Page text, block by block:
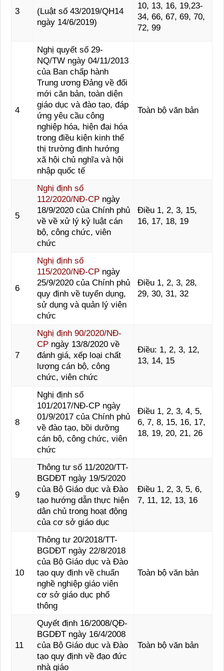
3
(Luật số 43/2019/QH14
ngày 14/6/2019)
10, 13, 16, 19,23-
34, 66, 67, 69, 70,
72, 99
4
Nghị quyết số 29-
NQ/TW ngày 04/11/2013
của Ban chấp hành
Trung ương Đảng về đổi
mới căn bản, toàn diện
giáo dục và đào tạo, đáp
ứng yêu cầu công
nghiệp hóa, hiện đại hóa
trong điều kiện kinh thế
thị trường định hướng
xã hội chủ nghĩa và hội
nhập quốc tế
Toàn bộ văn bản
5
Nghị định số
112/2020/NĐ-CP ngày
18/9/2020 của Chính phủ
về về xử lý kỷ luật cán
bộ, công chức, viên
chức
Điều 1, 2, 3, 15,
16, 17, 18, 19
6
Nghị định số
115/2020/NĐ-CP ngày
25/9/2020 của Chính phủ
quy định về tuyển dụng,
sử dụng và quản lý viên
chức
Điều 1, 2, 3, 28,
29, 30, 31, 32
7
Nghị định 90/2020/NĐ-
CP ngày 13/8/2020 về
đánh giá, xếp loại chất
lượng cán bộ, công
chức, viên chức
Điều: 1, 2, 3, 12,
13, 14, 15
8
Nghị định số
101/2017/NĐ-CP ngày
01/9/2017 của Chính phủ
về đào tạo, bồi dưỡng
cán bộ, công chức, viên
chức
Điều 1, 2, 3, 4, 5,
6, 7, 8, 15, 16, 17,
18, 19, 20, 21, 26
9
Thông tư số 11/2020/TT-
BGDĐT ngày 19/5/2020
của Bộ Giáo dục và Đào
tạo hướng dẫn thực hiện
dân chủ trong hoạt động
của cơ sở giáo dục
Điều 1, 2, 3, 5, 6,
7, 11, 12, 13, 16
10
Thông tư 20/2018/TT-
BGDĐT ngày 22/8/2018
của Bộ Giáo dục và Đào
tạo quy định về chuẩn
nghề nghiệp giáo viên
cơ sở giáo dục phổ
thông
Toàn bộ văn bản
11
Quyết định 16/2008/QĐ-
BGDĐT ngày 16/4/2008
của Bộ Giáo dục và Đào
tạo quy định về đạo đức
nhà giáo
Toàn bộ văn bản